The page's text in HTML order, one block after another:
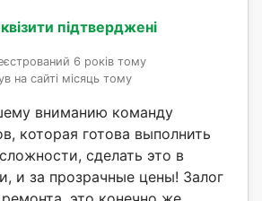
підтверджені
6 років тому
на сайті місяць тому
вниманию команду
которая готова выполнить
сделать это в
и за прозрачные цены! Залог